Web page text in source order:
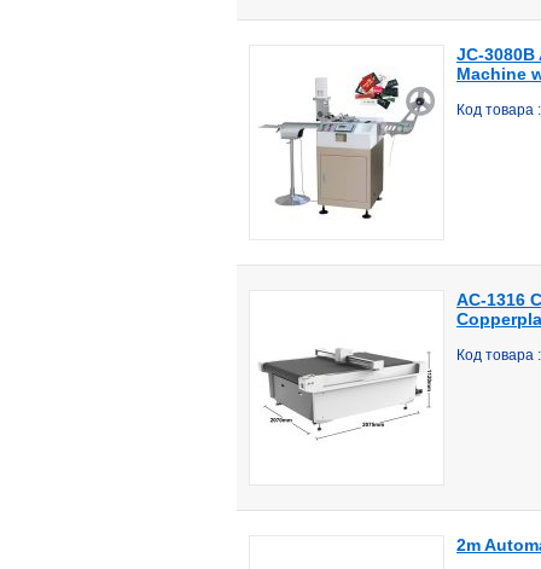
JC-
Machine
Код товара
AC-1316
Код товара
2m